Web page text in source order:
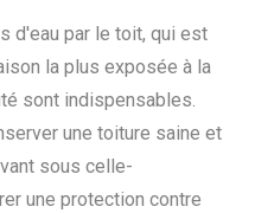
d'eau par le toit, qui est
la plus exposée à la
sont indispensables.
une toiture saine et
sous celle-
une protection contre